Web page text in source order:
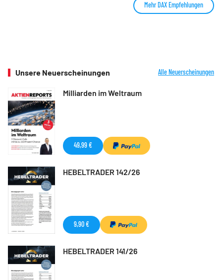
Mehr DAX Empfehlungen
Unsere Neuerscheinungen Alle Neuerscheinungen
Milliarden im Weltraum
49,99 €
HEBELTRADER 142/26
9,90 €
HEBELTRADER 141/26